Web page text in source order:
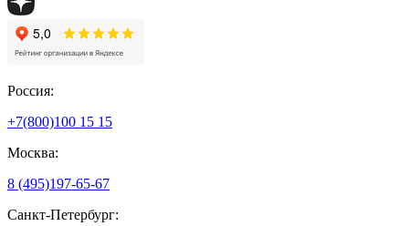
Россия:
+7(800)100 15 15
Москва:
8 (495)197-65-67
Санкт-Петербург: